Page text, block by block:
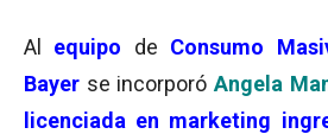
Al equipo de Consumo
Bayer se incorporóAngela
licenciada en marketing